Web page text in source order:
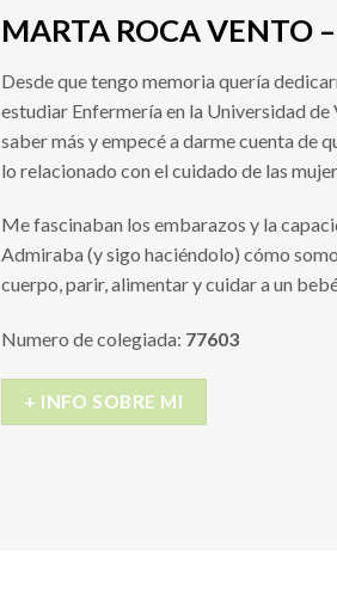
MARTA ROCA VENTO
Desde que tengo memoria quería
estudiar Enfermería en la Universidad de
saber más y empecé a darme cuenta de
lo relacionado con el cuidado de las
Me fascinaban los embarazos y la
Admiraba (y sigo haciéndolo) cómo
cuerpo, parir, alimentar y cuidar a un
Numero de colegiada: 77603
+ INFO SOBRE MI